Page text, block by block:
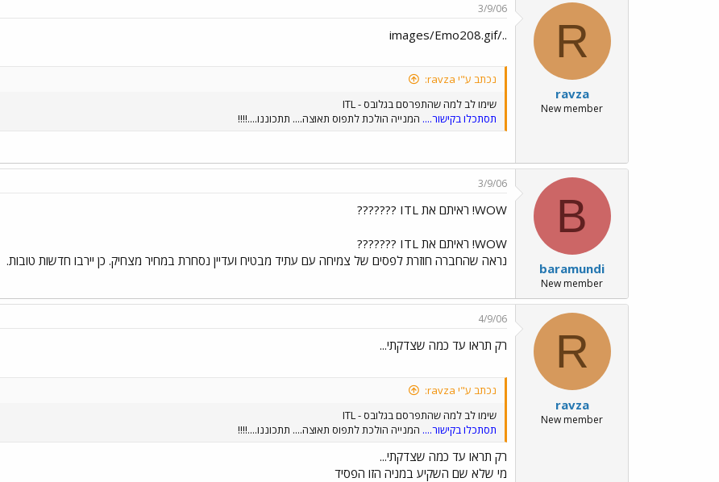
R
ravza
New member
3/9/06
../images/Emo208.gif
נכתב ע"י ravza:
שימו לב למה שהתפרסם בגלובס - ITL
תסתכלו בקישור.... המנייה הולכת לתפוס תאוצה.... תתכוננו....!!!!
B
baramundi
New member
3/9/06
WOW! ראיתם את ITL ???????
WOW! ראיתם את ITL ???????
נראה שהחברה חוזרת לפסים של צמיחה עם עתיד מבטיח ועדיין נסחרת במחיר מצחיק. כן יירבו חדשות טובות.
R
ravza
New member
4/9/06
רק תראו עד כמה שצדקתי...
נכתב ע"י ravza:
שימו לב למה שהתפרסם בגלובס - ITL
תסתכלו בקישור.... המנייה הולכת לתפוס תאוצה.... תתכוננו....!!!!
רק תראו עד כמה שצדקתי...
מי שלא שם השקיע במניה הזו הפסיד